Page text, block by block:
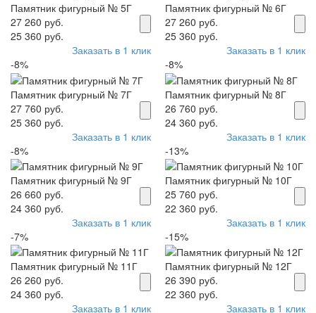
Памятник фигурный № 5Г
27 260 руб.
25 360 руб.
Заказать в 1 клик
Памятник фигурный № 6Г
27 260 руб.
25 360 руб.
Заказать в 1 клик
-8%
Памятник фигурный № 7Г
27 760 руб.
25 360 руб.
Заказать в 1 клик
-8%
Памятник фигурный № 8Г
26 760 руб.
24 360 руб.
Заказать в 1 клик
-8%
Памятник фигурный № 9Г
26 660 руб.
24 360 руб.
Заказать в 1 клик
-13%
Памятник фигурный № 10Г
25 760 руб.
22 360 руб.
Заказать в 1 клик
-7%
Памятник фигурный № 11Г
26 260 руб.
24 360 руб.
Заказать в 1 клик
-15%
Памятник фигурный № 12Г
26 390 руб.
22 360 руб.
Заказать в 1 клик